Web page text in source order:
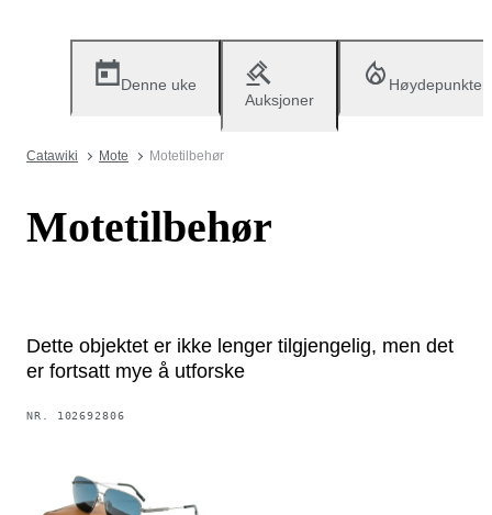
Denne uke
Auksjoner
Høydepunkter
Catawiki Mote Motetilbehør
Motetilbehør
Dette objektet er ikke lenger tilgjengelig, men det
er fortsatt mye å utforske
NR. 102692806